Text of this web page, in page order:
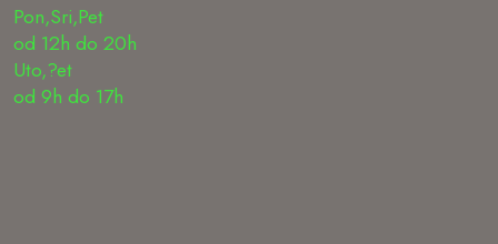
Pon,Sri,Pet
od 12h do 20h
Uto,?et
od 9h do 17h